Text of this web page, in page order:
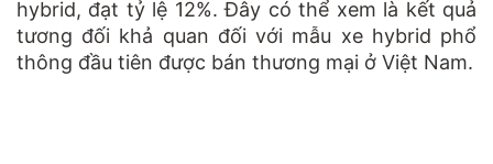
hybrid, đạt tỷ lệ 12%. Đây có thể xem là kết quả
tương đối khả quan đối với mẫu xe hybrid phổ
thông đầu tiên được bán thương mại ở Việt Nam.